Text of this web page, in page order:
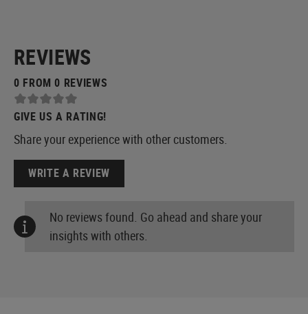
REVIEWS
0 FROM 0 REVIEWS
GIVE US A RATING!
Share your experience with other customers.
WRITE A REVIEW
No reviews found. Go ahead and share your
insights with others.